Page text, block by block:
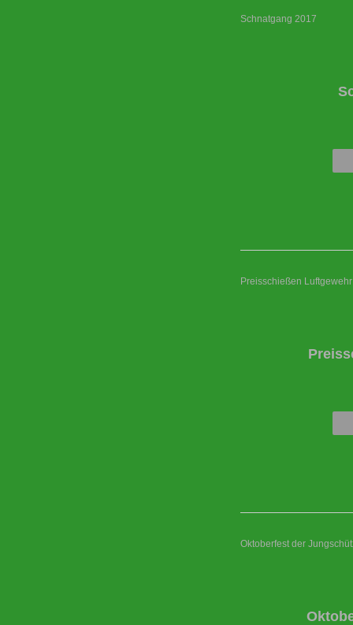
Schnatgang 2017
Preisschießen
Oktoberfest der